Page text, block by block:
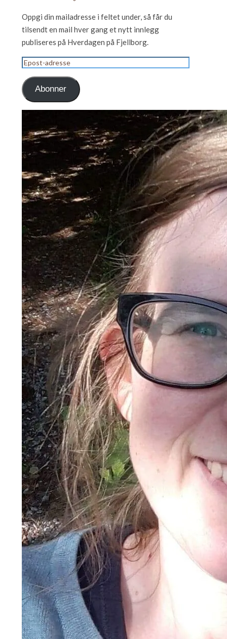
Oppgi din mailadresse i feltet under, så får du
tilsendt en mail hver gang et nytt innlegg
publiseres på Hverdagen på Fjellborg.
Epost-
adresse
Abonner